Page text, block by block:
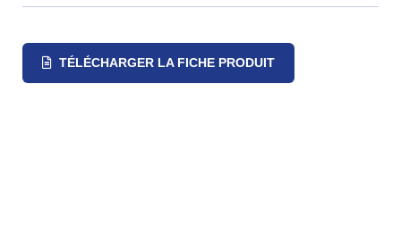
TÉLÉCHARGER LA FICHE PRODUIT